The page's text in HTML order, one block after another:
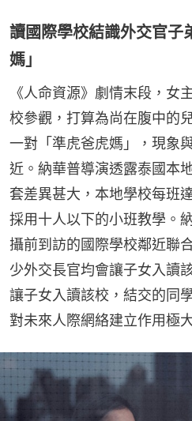
讀國際學校結識外交官
媽」
《人命資源》劇情末段，女
校參觀，打算為尚在腹中的
一對「準虎爸虎媽」，現象
近。納華普導演透露泰國本
套差異甚大，本地學校每班
採用十人以下的小班教學。
攝前到訪的國際學校鄰近聯
少外交長官均會讓子女入讀
讓子女入讀該校，結交的同
對未來人際網絡建立作用極大